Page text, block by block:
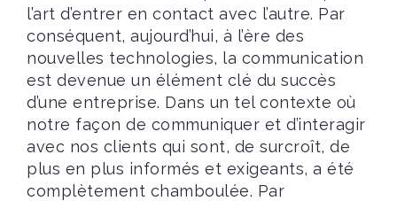
l’art d’entrer en contact avec l’autre. Par
conséquent, aujourd’hui, à l’ère des
nouvelles technologies, la communication
est devenue un élément clé du succès
d’une entreprise. Dans un tel contexte où
notre façon de communiquer et d’interagir
avec nos clients qui sont, de surcroît, de
plus en plus informés et exigeants, a été
complètement chamboulée. Par